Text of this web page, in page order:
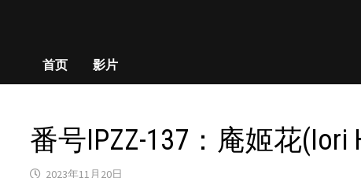
首页 影片
番号IPZZ-137：庵姬花
2023年11月20日